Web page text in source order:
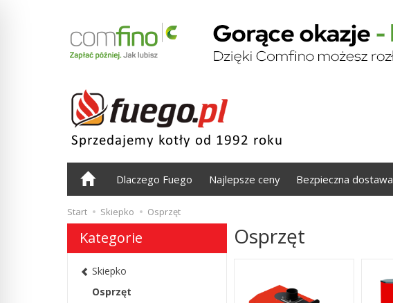
Dlaczego Fuego Najlepsze ceny Bezpieczna dostawa
Start Skiepko Osprzęt
Osprzęt
Kategorie
Skiepko
Osprzęt